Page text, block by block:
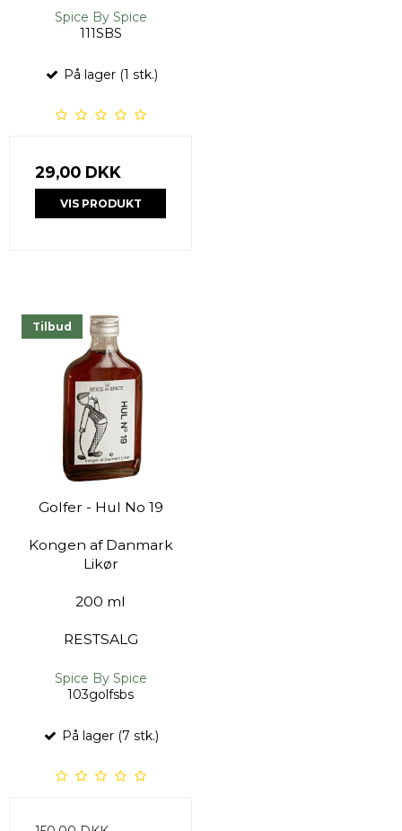
Spice By Spice
111SBS
På lager (1 stk.)
29,00 DKK
VIS PRODUKT
Tilbud
Golfer - Hul No 19
Kongen af Danmark
Likør
200 ml
RESTSALG
Spice By Spice
103golfsbs
På lager (7 stk.)